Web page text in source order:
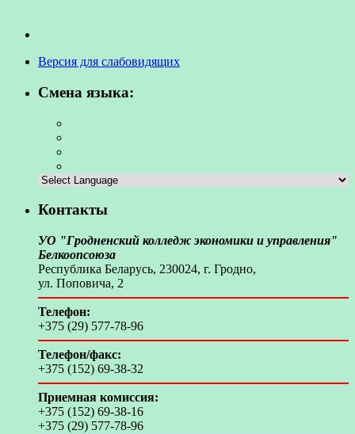
Версия для слабовидящих
Смена языка:
Контакты
УО "Гродненский колледж экономики и управления"
Белкоопсоюза
Республика Беларусь, 230024, г. Гродно,
ул. Поповича, 2
Телефон:
+375 (29) 577-78-96
Телефон/факс:
+375 (152) 69-38-32
Приемная комиссия:
+375 (152) 69-38-16
+375 (29) 577-78-96